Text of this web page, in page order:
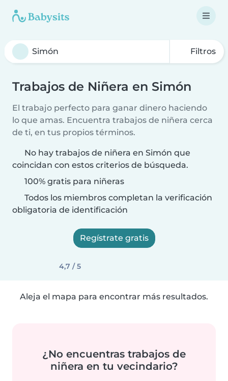
Filtros
Trabajos de Niñera en Simón
El trabajo perfecto para ganar dinero haciendo
lo que amas. Encuentra trabajos de niñera cerca
de ti, en tus propios términos.
No hay trabajos de niñera en Simón que
coincidan con estos criterios de búsqueda.
100% gratis para niñeras
Todos los miembros completan la verificación
obligatoria de identificación
Regístrate gratis
4,7 / 5
Aleja el mapa para encontrar más resultados.
¿No encuentras trabajos de
niñera en tu vecindario?